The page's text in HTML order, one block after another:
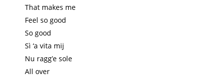
That makes me
Feel so good
So good
Sì ‘a vita mij
Nu ragg’e sole
All over